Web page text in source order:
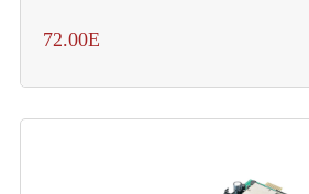
Moteurs Pavillons Pour
72.00E